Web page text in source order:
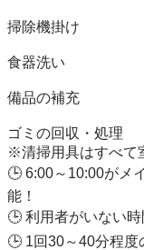
掃除機掛け
食器洗い
備品の補充
ゴミの回収・処理
※清掃用具はすべて
🕒 6:00～10:00がメ
能！
🕒 利用者がいない
🕒 1回30～40分程度